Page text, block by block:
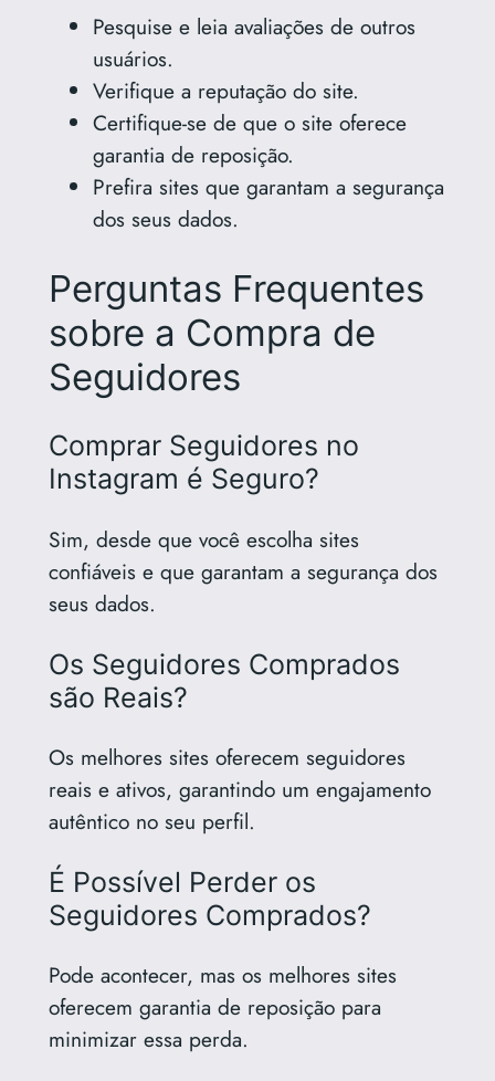
Pesquise e leia avaliações de outros
usuários.
Verifique a reputação do site.
Certifique-se de que o site oferece
garantia de reposição.
Prefira sites que garantam a segurança
dos seus dados.
Perguntas Frequentes
sobre a Compra de
Seguidores
Comprar Seguidores no
Instagram é Seguro?
Sim, desde que você escolha sites
confiáveis e que garantam a segurança dos
seus dados.
Os Seguidores Comprados
são Reais?
Os melhores sites oferecem seguidores
reais e ativos, garantindo um engajamento
autêntico no seu perfil.
É Possível Perder os
Seguidores Comprados?
Pode acontecer, mas os melhores sites
oferecem garantia de reposição para
minimizar essa perda.